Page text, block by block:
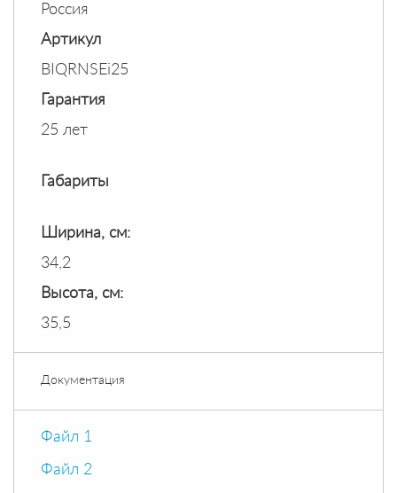
Россия
Артикул
BIQRNSEi25
Гарантия
25 лет
Габариты
Ширина, см:
34,2
Высота, см:
35,5
Документация
Файл 1
Файл 2